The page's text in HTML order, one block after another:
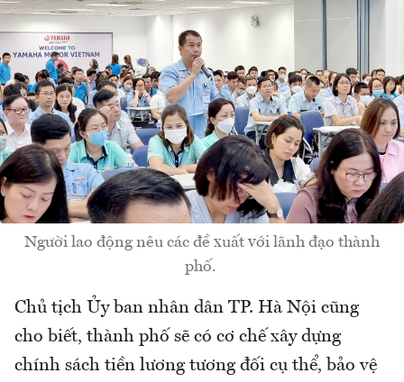
Người lao động nêu các đề xuất với lãnh đạo thành
phố.
Chủ tịch Ủy ban nhân dân TP. Hà Nội cũng
cho biết, thành phố sẽ có cơ chế xây dựng
chính sách tiền lương tương đối cụ thể, bảo vệ